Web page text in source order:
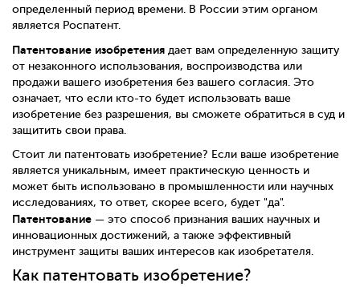
определенный период времени. В России этим органом
является Роспатент.
Патентование изобретения дает вам определенную защиту
от незаконного использования, воспроизводства или
продажи вашего изобретения без вашего согласия. Это
означает, что если кто-то будет использовать ваше
изобретение без разрешения, вы сможете обратиться в суд и
защитить свои права.
Стоит ли патентовать изобретение? Если ваше изобретение
является уникальным, имеет практическую ценность и
может быть использовано в промышленности или научных
исследованиях, то ответ, скорее всего, будет "да".
Патентование — это способ признания ваших научных и
инновационных достижений, а также эффективный
инструмент защиты ваших интересов как изобретателя.
Как патентовать изобретение?